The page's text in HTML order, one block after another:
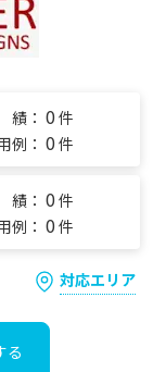
： 0 件
例： 0 件
： 0 件
例： 0 件
対応エリア
る